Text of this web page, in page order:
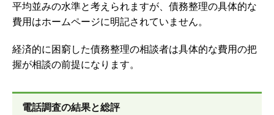
平均並みの水準と考えられますが、 債務整理の具体的な
費用はホームページに明記されていません。
経済的に困窮した債務整理の相談者は具体的な費用の把
握が相談の前提になります。
電話調査の結果と総評